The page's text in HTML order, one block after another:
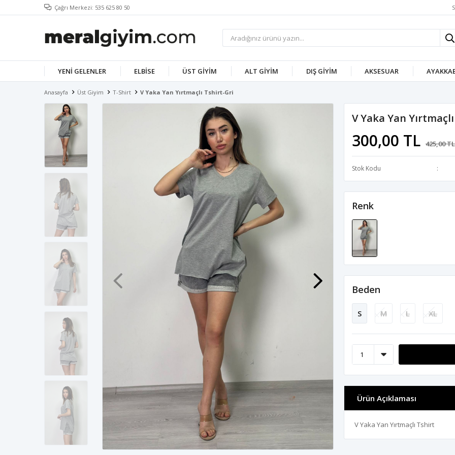
Çağrı Merkezi: 535 625 80 50
YENI GELENLER ELBISE ÜST GIYIM ALT GIYIM DIŞ GIYIM AKSESUAR
Anasayfa Üst Giyim T-Shirt V Yaka Yan Yırtmaçlı Tshirt-Gri
V Yaka Yan
300,00 TL 425,00 TL
Stok Kodu
Renk
Beden
S M L XL
Ürün Açıklaması
V Yaka Yan Yırtmaçlı Tshirt